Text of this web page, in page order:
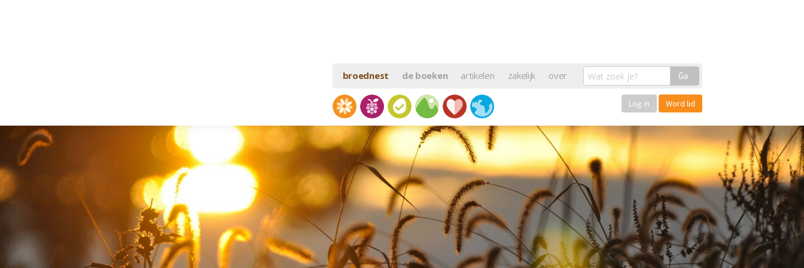
broednest de boeken artikelen zakelijk over Ga
Log in Word lid